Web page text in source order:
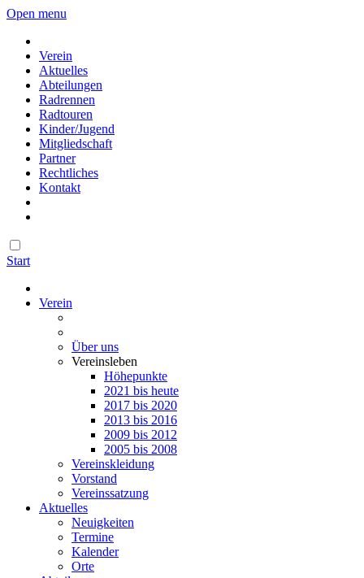
Open menu
Verein
Aktuelles
Abteilungen
Radrennen
Radtouren
Kinder/Jugend
Mitgliedschaft
Partner
Rechtliches
Kontakt
Start
Verein
Über uns
Vereinsleben
Höhepunkte
2021 bis heute
2017 bis 2020
2013 bis 2016
2009 bis 2012
2005 bis 2008
Vereinskleidung
Vorstand
Vereinssatzung
Aktuelles
Neuigkeiten
Termine
Kalender
Orte